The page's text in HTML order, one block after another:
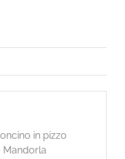
in pizzo
Mandorla